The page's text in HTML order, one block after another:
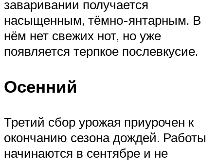
заваривании получается
насыщенным, тёмно-янтарным. В
нём нет свежих нот, но уже
появляется терпкое послевкусие.
Осенний
Третий сбор урожая приурочен к
окончанию сезона дождей. Работы
начинаются в сентябре и не